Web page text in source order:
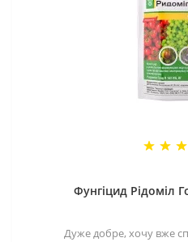
Фунгіцид Рідоміл
Дуже добре, хочу вже